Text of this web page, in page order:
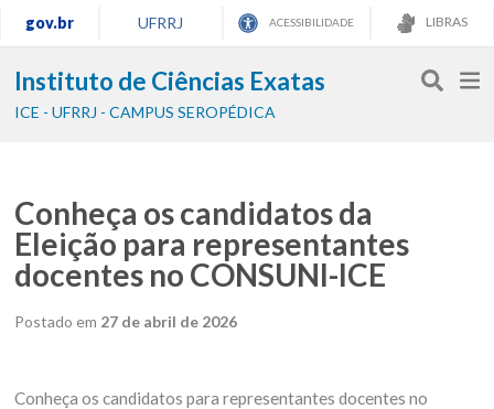
gov.br UFRRJ ACESSIBILIDADE LIBRAS
Instituto de Ciências Exatas
ICE - UFRRJ - CAMPUS SEROPÉDICA
Conheça os candidatos da
Eleição para representantes
docentes no CONSUNI-ICE
Postado em 27 de abril de 2026
Conheça os candidatos para representantes docentes no